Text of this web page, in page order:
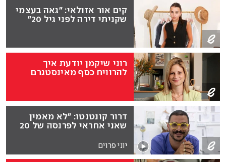
כלכלית וכיצד הם - והילדים - מתכוונים ליישם
זאת בשנה החדשה
קים אור אזולאי: "גאה בעצמי
שקניתי דירה לפני גיל 20"
רוני שיקמן יודעת איך
להרוויח כסף מאינסטגרם
דרור קונטנטו: "לא מאמין
שאני אחראי לפרנסה של 20
יוני פרוים